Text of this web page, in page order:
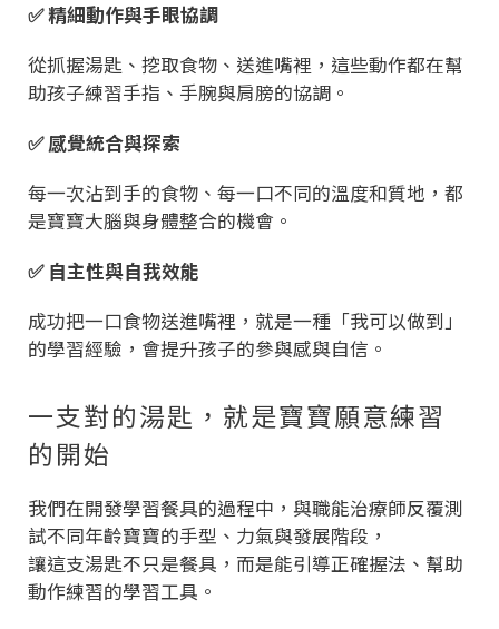
✅ 精細動作與手眼協調
從抓握湯匙、挖取食物、送進嘴裡，這些動作都在幫
助孩子練習手指、手腕與肩膀的協調。
✅ 感覺統合與探索
每一次沾到手的食物、每一口不同的溫度和質地，都
是寶寶大腦與身體整合的機會。
✅ 自主性與自我效能
成功把一口食物送進嘴裡，就是一種「我可以做到」
的學習經驗，會提升孩子的參與感與自信。
一支對的湯匙，就是寶寶願意練習
的開始
我們在開發學習餐具的過程中，與職能治療師反覆測
試不同年齡寶寶的手型、力氣與發展階段，
讓這支湯匙不只是餐具，而是能引導正確握法、幫助
動作練習的學習工具。